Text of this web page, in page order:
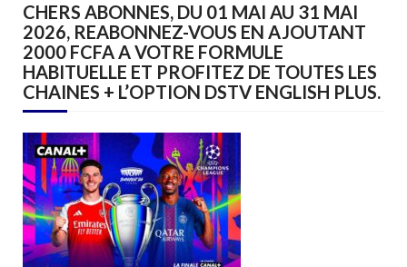
CHERS ABONNES, DU 01 MAI AU 31 MAI
2026, REABONNEZ-VOUS EN AJOUTANT
2000 FCFA A VOTRE FORMULE
HABITUELLE ET PROFITEZ DE TOUTES LES
CHAINES + L’OPTION DSTV ENGLISH PLUS.